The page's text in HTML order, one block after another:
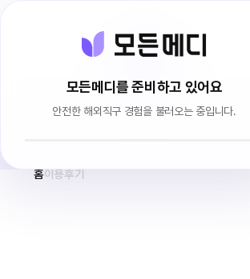
모든메디를 준비하고 있어요
안전한 해외직구 경험을 불러오는 중입니다.
전체상품 이용후기 브랜드소개
홈이용후기